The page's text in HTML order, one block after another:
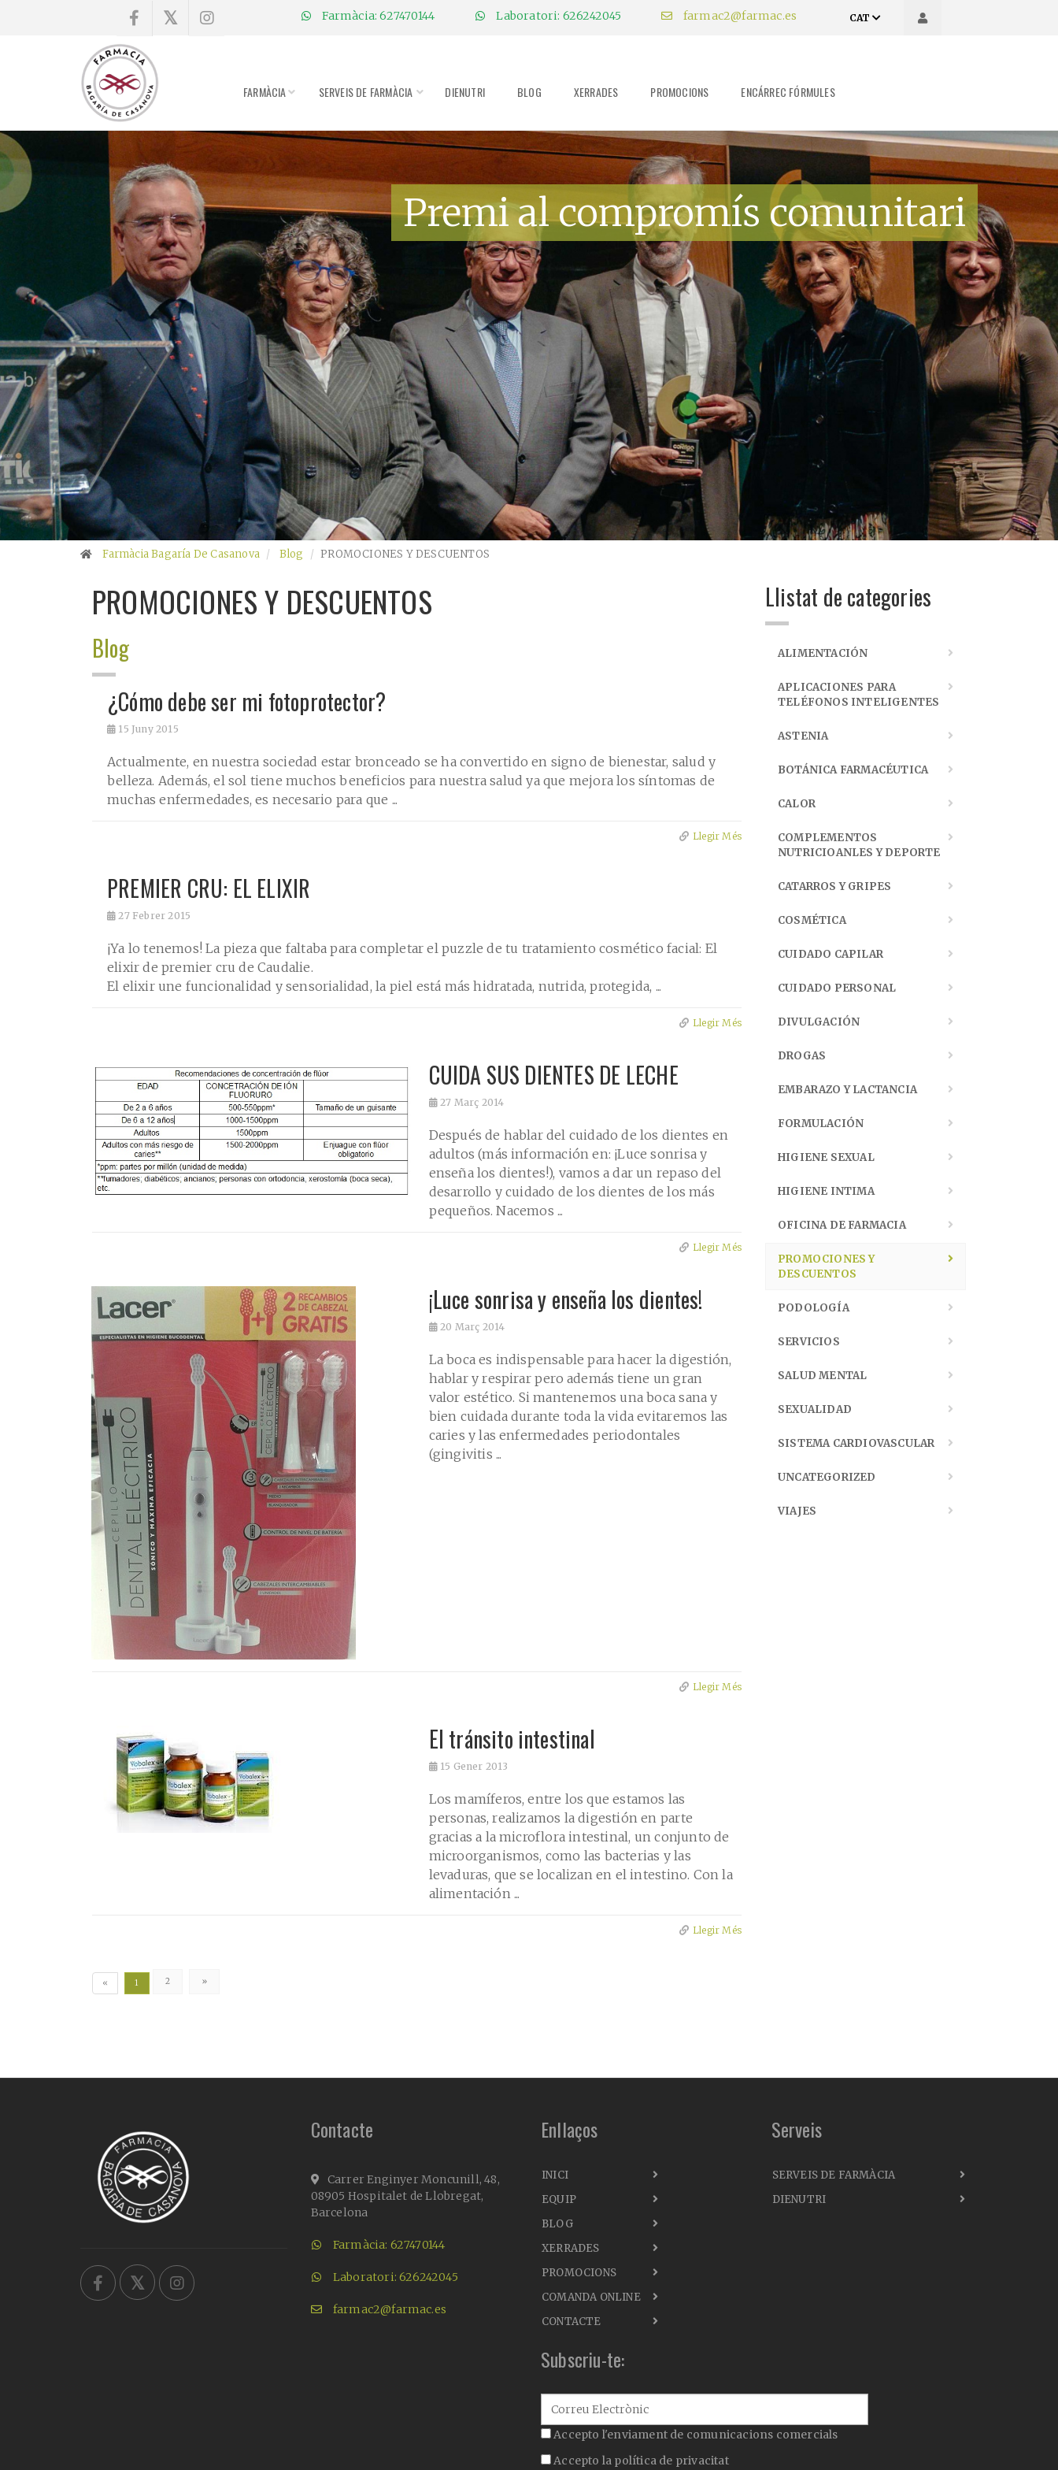
Farmàcia: 627470144 Laboratori: 626242045 farmac2@farmac.es CAT
FARMÀCIA SERVEIS DE FARMÀCIA DIENUTRI BLOG XERRADES PROMOCIONS ENCÁRREC FÓRMULES
Compra
Farmàcia
Blog
Xerrades
Promocions
Encárrec
fórmules
Premi al compromís comunitari
Farmàcia Bagaría De Casanova Blog PROMOCIONES Y DESCUENTOS
PROMOCIONES Y DESCUENTOS
Blog
¿Cómo debe ser mi fotoprotector?
15 Juny 2015
Actualmente, en nuestra sociedad estar bronceado se ha convertido en signo de bienestar, salud y
belleza. Además, el sol tiene muchos beneficios para nuestra salud ya que mejora los síntomas de
muchas enfermedades, es necesario para que ...
Llegir Més
PREMIER CRU: EL ELIXIR
27 Febrer 2015
¡Ya lo tenemos! La pieza que faltaba para completar el puzzle de tu tratamiento cosmético facial: El
elixir de premier cru de Caudalie.
El elixir une funcionalidad y sensorialidad, la piel está más hidratada, nutrida, protegida, ...
Llegir Més
CUIDA SUS DIENTES DE LECHE
27 Març 2014
Después de hablar del cuidado de los dientes en
adultos (más información en: ¡Luce sonrisa y
enseña los dientes!), vamos a dar un repaso del
desarrollo y cuidado de los dientes de los más
pequeños. Nacemos ...
Llegir Més
¡Luce sonrisa y enseña los dientes!
20 Març 2014
La boca es indispensable para hacer la digestión,
hablar y respirar pero además tiene un gran
valor estético. Si mantenemos una boca sana y
bien cuidada durante toda la vida evitaremos las
caries y las enfermedades periodontales
(gingivitis ...
Llegir Més
El tránsito intestinal
15 Gener 2013
Los mamíferos, entre los que estamos las
personas, realizamos la digestión en parte
gracias a la microflora intestinal, un conjunto de
microorganismos, como las bacterias y las
levaduras, que se localizan en el intestino. Con la
alimentación ...
Llegir Més
« 1 2 »
Llistat de categories
ALIMENTACIÓN
APLICACIONES PARA
TELÉFONOS INTELIGENTES
ASTENIA
BOTÁNICA FARMACÉUTICA
CALOR
COMPLEMENTOS
NUTRICIOANLES Y DEPORTE
CATARROS Y GRIPES
COSMÉTICA
CUIDADO CAPILAR
CUIDADO PERSONAL
DIVULGACIÓN
DROGAS
EMBARAZO Y LACTANCIA
FORMULACIÓN
HIGIENE SEXUAL
HIGIENE INTIMA
OFICINA DE FARMACIA
PROMOCIONES Y
DESCUENTOS
PODOLOGÍA
SERVICIOS
SALUD MENTAL
SEXUALIDAD
SISTEMA CARDIOVASCULAR
UNCATEGORIZED
VIAJES
Contacte
Carrer Enginyer Moncunill, 48,
08905 Hospitalet de Llobregat,
Barcelona
Farmàcia: 627470144
Laboratori: 626242045
farmac2@farmac.es
Enllaços
INICI
EQUIP
BLOG
XERRADES
PROMOCIONS
COMANDA ONLINE
CONTACTE
Serveis
SERVEIS DE FARMÀCIA
DIENUTRI
Subscriu-te:
Accepto l'enviament de comunicacions comercials
Accepto la política de privacitat